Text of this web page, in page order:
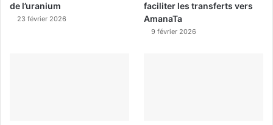
de l’uranium
23 février 2026
faciliter les transferts vers
AmanaTa
9 février 2026